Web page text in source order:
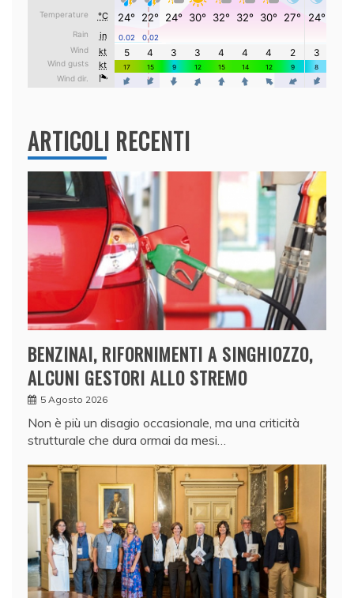
ARTICOLI RECENTI
BENZINAI, RIFORNIMENTI A SINGHIOZZO,
ALCUNI GESTORI ALLO STREMO
5 Agosto 2026
Non è più un disagio occasionale, ma una criticità
strutturale che dura ormai da mesi…